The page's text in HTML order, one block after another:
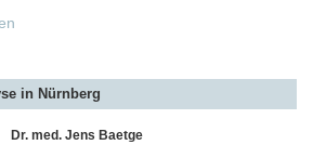
in Nürnberg
Dr. med. Jens Baetge